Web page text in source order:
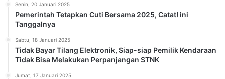
Senin, 20 Januari 2025
Pemerintah Tetapkan Cuti Bersama 2025, Catat! ini
Tanggalnya
Sabtu, 18 Januari 2025
Tidak Bayar Tilang Elektronik, Siap-siap Pemilik Kendaraan
Tidak Bisa Melakukan Perpanjangan STNK
Jumat, 17 Januari 2025